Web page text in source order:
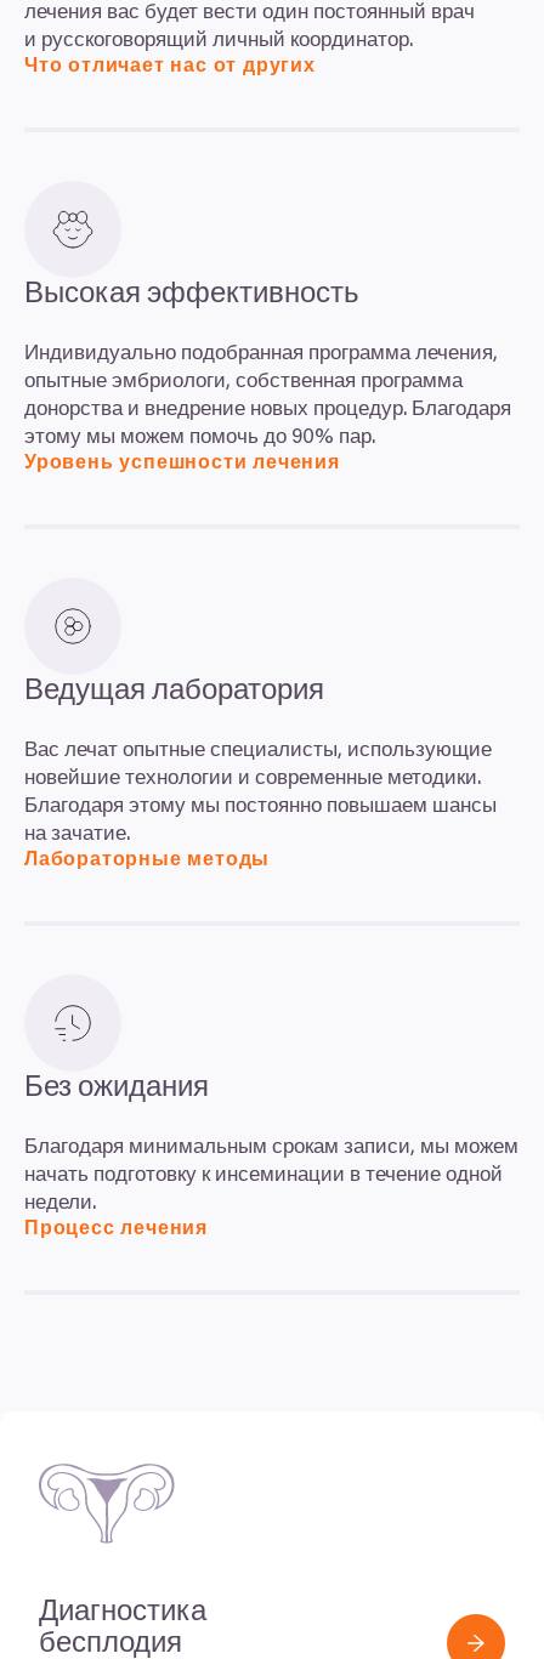
лечения вас будет вести один постоянный врач
и русскоговорящий личный координатор.
Что отличает нас от других
Высокая эффективность
Индивидуально подобранная программа лечения,
опытные эмбриологи, собственная программа
донорства и внедрение новых процедур. Благодаря
этому мы можем помочь до 90% пар.
Уровень успешности лечения
Ведущая лаборатория
Вас лечат опытные специалисты, использующие
новейшие технологии и современные методики.
Благодаря этому мы постоянно повышаем шансы
на зачатие.
Лабораторные методы
Без ожидания
Благодаря минимальным срокам записи, мы можем
начать подготовку к инсеминации в течение одной
недели.
Процесс лечения
Диагностика
бесплодия